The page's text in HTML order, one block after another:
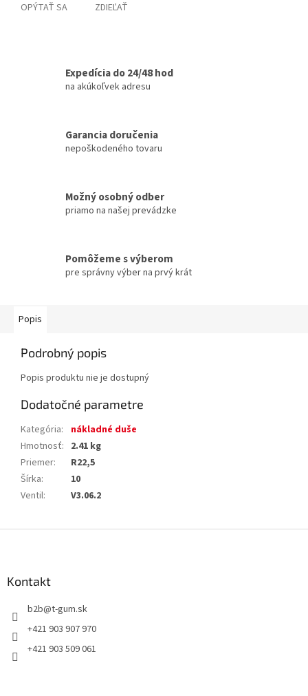
OPÝTAŤ SA ZDIEĽAŤ
Expedícia do 24/48 hod
na akúkoľvek adresu
Garancia doručenia
nepoškodeného tovaru
Možný osobný odber
priamo na našej prevádzke
Pomôžeme s výberom
pre správny výber na prvý krát
Popis
Podrobný popis
Popis produktu nie je dostupný
Dodatočné parametre
Kategória:
nákladné duše
Hmotnosť: 2.41 kg
Priemer:
R22,5
Šírka:
10
Ventil: V3.06.2
Kontakt
b2b@t-gum.sk
+421 903 907 970
+421 903 509 061